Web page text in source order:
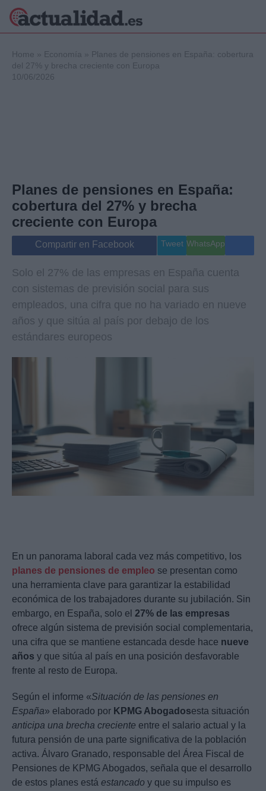
Internacional
Viajes
Gente
Musica
Home » Economía » Planes de pensiones en España: cobertura
del 27% y brecha creciente con Europa
10/06/2026
Planes de pensiones en España:
cobertura del 27% y brecha
creciente con Europa
Compartir en Facebook Tweet WhatsApp
Solo el 27% de las empresas en España cuenta
con sistemas de previsión social para sus
empleados, una cifra que no ha variado en nueve
años y que sitúa al país por debajo de los
estándares europeos
En un panorama laboral cada vez más competitivo, los
planes de pensiones de empleo se presentan como
una herramienta clave para garantizar la estabilidad
económica de los trabajadores durante su jubilación. Sin
embargo, en España, solo el 27% de las empresas
ofrece algún sistema de previsión social complementaria,
una cifra que se mantiene estancada desde hace nueve
años y que sitúa al país en una posición desfavorable
frente al resto de Europa.
Según el informe «Situación de las pensiones en
España» elaborado por KPMG Abogadosesta situación
anticipa una brecha creciente entre el salario actual y la
futura pensión de una parte significativa de la población
activa. Álvaro Granado, responsable del Área Fiscal de
Pensiones de KPMG Abogados, señala que el desarrollo
de estos planes está estancado y que su impulso es